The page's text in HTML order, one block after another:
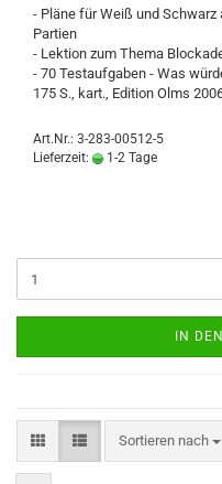
- Pläne für Weiß und
Partien
- Lektion zum Thema
- 70 Testaufgaben - Was
175 S., kart., Edition Olms
Art.Nr.: 3-283-00512-5
Lieferzeit:
1-2 Tage
IN
Sortieren nach
Sortieren nach